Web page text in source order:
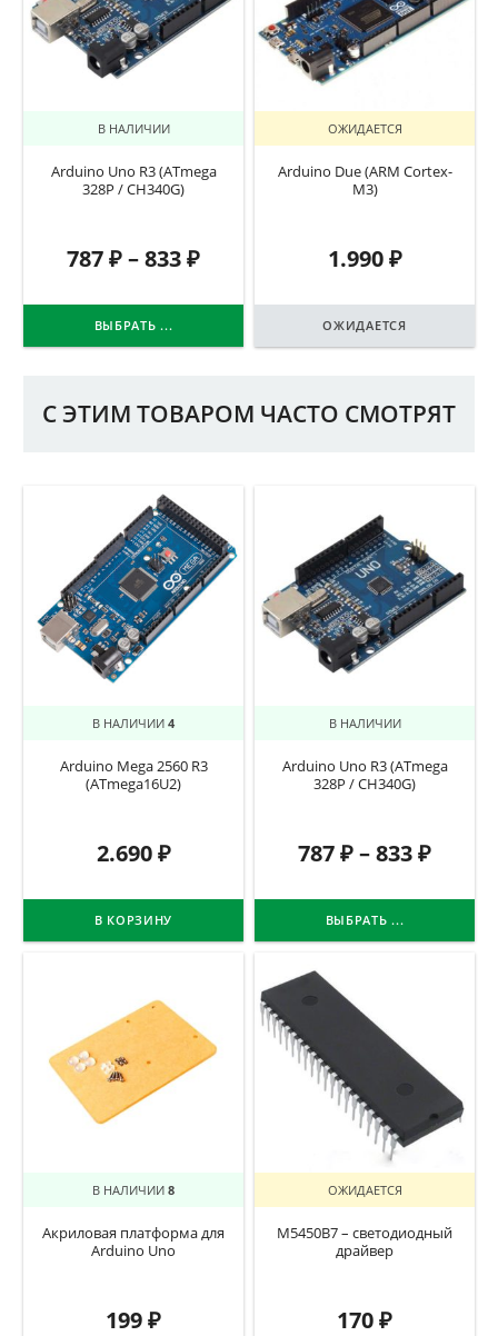
В НАЛИЧИИ
Arduino Uno R3 (ATmega
328P / CH340G)
787₽–833₽
ВЫБРАТЬ ...
ОЖИДАЕТСЯ
Arduino Due (ARM Cortex-
M3)
1.990₽
ОЖИДАЕТСЯ
С ЭТИМ ТОВАРОМ ЧАСТО СМОТРЯТ
В НАЛИЧИИ 4
Arduino Mega 2560 R3
(ATmega16U2)
2.690₽
В КОРЗИНУ
В НАЛИЧИИ
Arduino Uno R3 (ATmega
328P / CH340G)
787₽–833₽
ВЫБРАТЬ ...
В НАЛИЧИИ 8
Акриловая платформа для
Arduino Uno
199₽
ОЖИДАЕТСЯ
M5450B7 – светодиодный
драйвер
170₽